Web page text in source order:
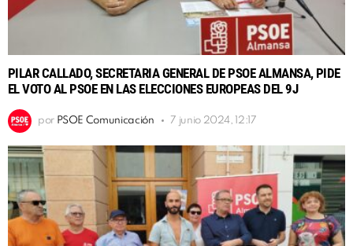
PILAR CALLADO, SECRETARIA GENERAL DE PSOE ALMANSA, PIDE
EL VOTO AL PSOE EN LAS ELECCIONES EUROPEAS DEL 9J
por PSOE Comunicación 7 junio 2024, 12:17